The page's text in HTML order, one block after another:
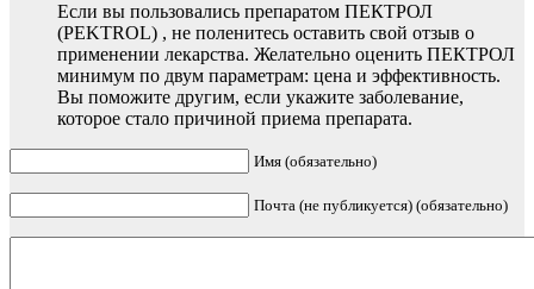
Если вы пользовались препаратом ПЕКТРОЛ
(PEKTROL) , не поленитесь оставить свой отзыв о
применении лекарства. Желательно оценить ПЕКТРОЛ
минимум по двум параметрам: цена и эффективность.
Вы поможите другим, если укажите заболевание,
которое стало причиной приема препарата.
Имя (обязательно)
Почта (не публикуется) (обязательно)